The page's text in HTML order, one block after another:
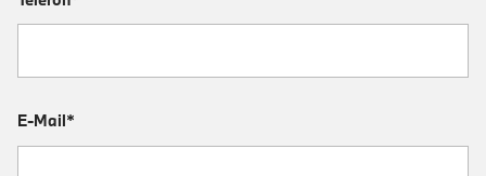
E-Mail*